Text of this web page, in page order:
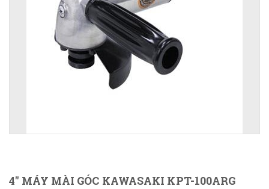
4" MÁY MÀI GÓC KAWASAKI KPT-100ARG